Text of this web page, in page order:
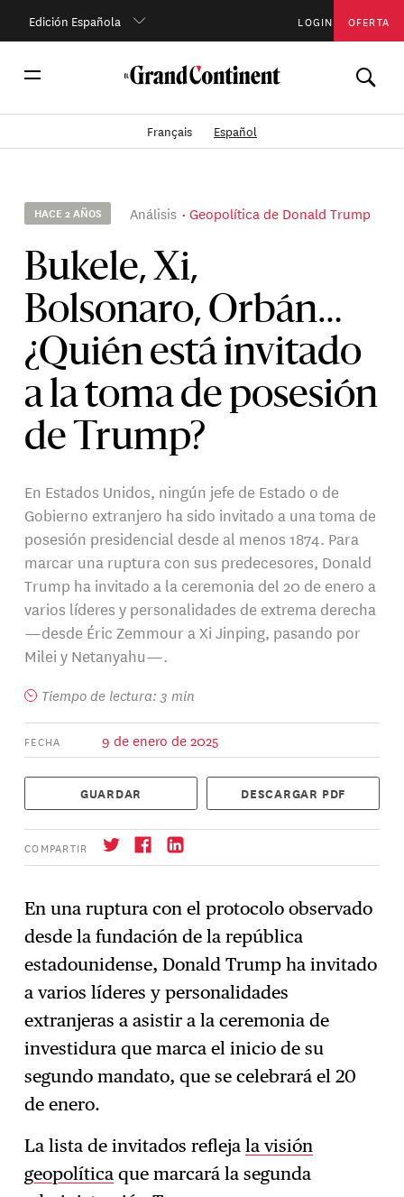
Edición Española LOGIN OFERTA
Français Español
HACE 2 AÑOS Análisis Geopolítica de Donald Trump
Bukele, Xi,
Bolsonaro, Orbán…
¿Quién está invitado
a la toma de posesión
de Trump?
En Estados Unidos, ningún jefe de Estado o de
Gobierno extranjero ha sido invitado a una toma de
posesión presidencial desde al menos 1874. Para
marcar una ruptura con sus predecesores, Donald
Trump ha invitado a la ceremonia del 20 de enero a
varios líderes y personalidades de extrema derecha
—desde Éric Zemmour a Xi Jinping, pasando por
Milei y Netanyahu—.
Tiempo de lectura: 3 min
FECHA 9 de enero de 2025
GUARDAR DESCARGAR PDF
COMPARTIR
→ Suscríbase
En una ruptura con el protocolo observado
desde la fundación de la república
estadounidense, Donald Trump ha invitado
a varios líderes y personalidades
extranjeras a asistir a la ceremonia de
investidura que marca el inicio de su
segundo mandato, que se celebrará el 20
de enero.
La lista de invitados reflejala visión
geopolítica que marcará la segunda